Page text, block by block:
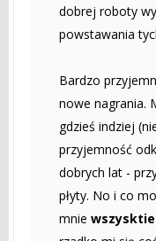
dobrej roboty
powstawania
Bardzo
nowe nagrania.
gdzieś indziej
przyjemność
dobrych lat -
płyty. No i co
mnie wszysktie